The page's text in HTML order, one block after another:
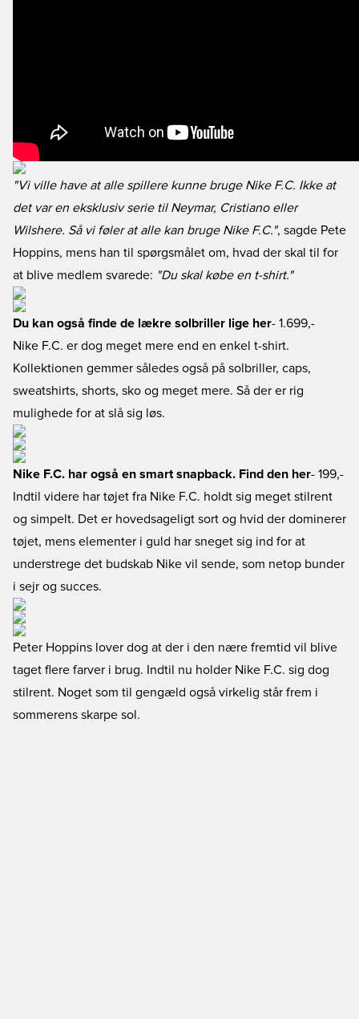
"Vi ville have at alle spillere kunne bruge Nike F.C. Ikke at
det var en eksklusiv serie til Neymar, Cristiano eller
Wilshere. Så vi føler at alle kan bruge Nike F.C.", sagde Pete
Hoppins, mens han til spørgsmålet om, hvad der skal til for
at blive medlem svarede: "Du skal købe en t-shirt."
Du kan også finde de lækre solbriller lige her- 1.699,-
Nike F.C. er dog meget mere end en enkel t-shirt.
Kollektionen gemmer således også på solbriller, caps,
sweatshirts, shorts, sko og meget mere. Så der er rig
mulighede for at slå sig løs.
Nike F.C. har også en smart snapback. Find den her- 199,-
Indtil videre har tøjet fra Nike F.C. holdt sig meget stilrent
og simpelt. Det er hovedsageligt sort og hvid der dominerer
tøjet, mens elementer i guld har sneget sig ind for at
understrege det budskab Nike vil sende, som netop bunder
i sejr og succes.
Peter Hoppins lover dog at der i den nære fremtid vil blive
taget flere farver i brug. Indtil nu holder Nike F.C. sig dog
stilrent. Noget som til gengæld også virkelig står frem i
sommerens skarpe sol.